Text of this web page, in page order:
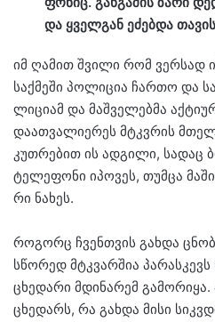
და ყველ­გან ეძებ­და
იმ ღა­მით შვი­ლი რომ ვერ­სად
საქ­მე­ში პო­ლი­ცია ჩარ­თო და
ლი­ცი­ამ და მაშ­ვე­ლებ­მა
და­ათ­ვა­ლი­ე­რეს მტკვრის
კუთ­რე­ბით ის ად­გი­ლი, სა­დაც
ტე­ლე­ფო­ნი იპო­ვეს, თუმ­ცა
რი ნა­ხეს.
რო­გორც ჩვენ­თვის გახ­და
სწო­რედ მტკვარ­შია
ცხე­და­რი მდი­ნა­რემ გა­მო­რი­ყა.
ცხე­დარს, რა გახ­და მისი